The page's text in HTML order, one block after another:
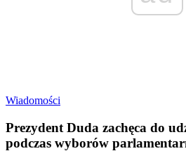
Wiadomości
Prezydent Duda zachęca do
podczas wyborów